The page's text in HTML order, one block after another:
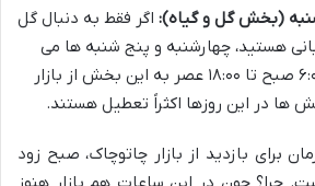
(بخش گل و گیاه): اگر فقط به دنبال گل
هستید، چهارشنبه و پنج شنبه ها می
توانید از ساعت ۶:۰۰ صبح تا ۱۸:۰۰ عصر به این بخش از بازار
ها در این روزها اکثراً تعطیل هستند.
برای بازدید از بازار چاتوچاک، صبح زود